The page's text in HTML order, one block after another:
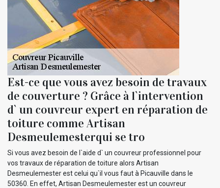
Est-ce que vous avez besoin de travaux
de couverture ? Grâce à l`intervention
d` un couvreur expert en réparation de
toiture comme Artisan
Desmeulemesterqui se tro
Si vous avez besoin de l`aide d` un couvreur professionnel pour
vos travaux de réparation de toiture alors Artisan
Desmeulemester est celui qu`il vous faut à Picauville dans le
50360. En effet, Artisan Desmeulemester est un couvreur